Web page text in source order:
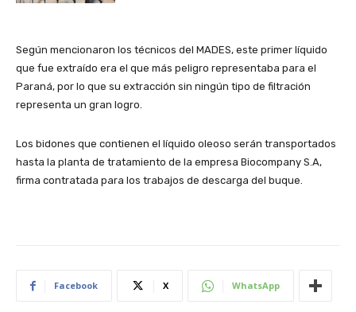
Según mencionaron los técnicos del MADES, este primer líquido
que fue extraído era el que más peligro representaba para el
Paraná, por lo que su extracción sin ningún tipo de filtración
representa un gran logro.
Los bidones que contienen el líquido oleoso serán transportados
hasta la planta de tratamiento de la empresa Biocompany S.A,
firma contratada para los trabajos de descarga del buque.
Facebook X WhatsApp